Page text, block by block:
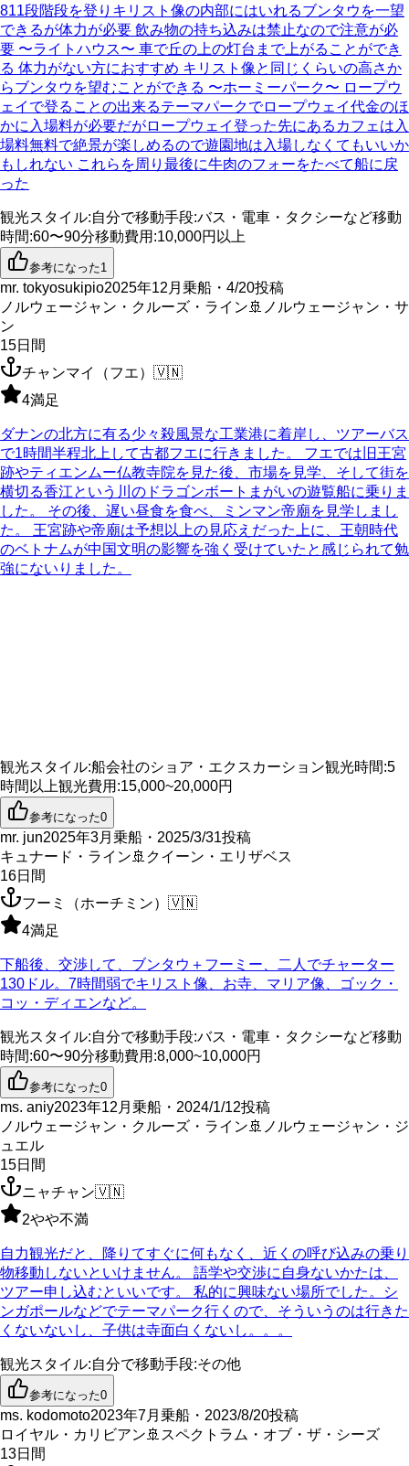
811段階段を登りキリスト像の内部にはいれるブンタウを一望
できるが体力が必要 飲み物の持ち込みは禁止なので注意が必
要 〜ライトハウス〜 車で丘の上の灯台まで上がることができ
る 体力がない方におすすめ キリスト像と同じくらいの高さか
らブンタウを望むことができる 〜ホーミーパーク〜 ロープウ
ェイで登ることの出来るテーマパークでロープウェイ代金のほ
かに入場料が必要だがロープウェイ登った先にあるカフェは入
場料無料で絶景が楽しめるので遊園地は入場しなくてもいいか
もしれない これらを周り最後に牛肉のフォーをたべて船に戻
った
観光スタイル:自分で移動手段:バス・電車・タクシーなど移動
時間:60〜90分移動費用 :10,000円以上
参考になった1
mr. tokyosukipio2025年12月乗船・4/20投稿
ノルウェージャン・クルーズ・ライン 🚢 ノルウェージャン・サ
ン
15日間
チャンマイ（フエ） 🇻🇳
4満足
ダナンの北方に有る少々殺風景な工業港に着岸し、ツアーバス
で1時間半程北上して古都フエに行きました。 フエでは旧王宮
跡やティエンムー仏教寺院を見た後、市場を見学、そして街を
横切る香江という川のドラゴンボートまがいの遊覧船に乗りま
した。 その後、遅い昼食を食べ、ミンマン帝廟を見学しまし
た。 王宮跡や帝廟は予想以上の見応えだった上に、王朝時代
のベトナムが中国文明の影響を強く受けていたと感じられて勉
強にないりました。
観光スタイル:船会社のショア・エクスカーション観光時間:5
時間以上観光費用 :15,000~20,000円
参考になった0
mr. jun2025年3月乗船・2025/3/31投稿
キュナード・ライン 🚢 クイーン・エリザベス
16日間
フーミ（ホーチミン） 🇻🇳
4満足
下船後、交渉して、ブンタウ＋フーミー、二人でチャーター
130ドル。7時間弱でキリスト像、お寺、マリア像、ゴック・
コッ・ディエンなど。
観光スタイル:自分で移動手段:バス・電車・タクシーなど移動
時間:60〜90分移動費用 :8,000~10,000円
参考になった0
ms. aniy2023年12月乗船・2024/1/12投稿
ノルウェージャン・クルーズ・ライン 🚢 ノルウェージャン・ジ
ュエル
15日間
ニャチャン🇻🇳
2やや不満
自力観光だと、降りてすぐに何もなく、近くの呼び込みの乗り
物移動しないといけません。 語学や交渉に自身ないかたは、
ツアー申し込むといいです。 私的に興味ない場所でした。シ
ンガポールなどでテーマパーク行くので、そういうのは行きた
くないないし、子供は寺面白くないし。。。
観光スタイル:自分で移動手段:その他
参考になった0
ms. kodomoto2023年7月乗船・2023/8/20投稿
ロイヤル・カリビアン 🚢 スペクトラム・オブ・ザ・シーズ
13日間